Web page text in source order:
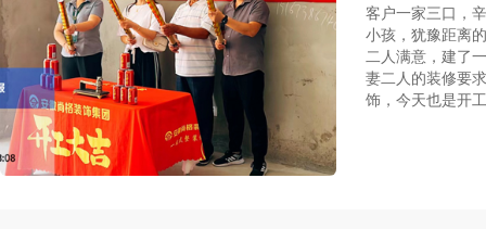
客户一家三口，
小孩，犹豫距离
二人满意，建了
妻二人的装修要
饰，今天也是开